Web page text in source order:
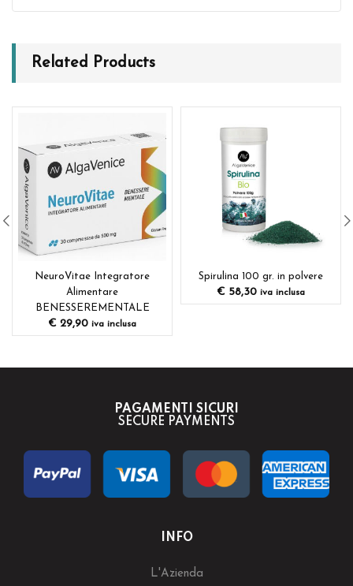
Related Products
NeuroVitae Integratore
Alimentare
BENESSEREMENTALE
€ 29,90 iva inclusa
Spirulina 100 gr. in polvere
€ 58,30 iva inclusa
PAGAMENTI SICURI
SECURE PAYMENTS
INFO
L'Azienda